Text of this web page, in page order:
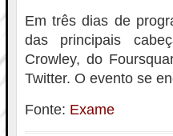
Em três dias de
das principais
Crowley, do
Twitter. O evento se
Fonte: Exame